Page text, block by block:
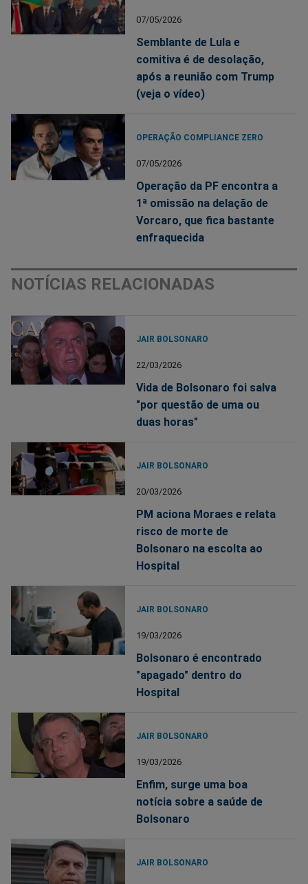
07/05/2026
Semblante de Lula e
comitiva é de desolação,
após a reunião com Trump
(veja o vídeo)
OPERAÇÃO COMPLIANCE ZERO
07/05/2026
Operação da PF encontra a
1ª omissão na delação de
Vorcaro, que fica bastante
enfraquecida
NOTÍCIAS RELACIONADAS
JAIR BOLSONARO
22/03/2026
Vida de Bolsonaro foi salva
"por questão de uma ou
duas horas"
JAIR BOLSONARO
20/03/2026
PM aciona Moraes e relata
risco de morte de
Bolsonaro na escolta ao
Hospital
JAIR BOLSONARO
19/03/2026
Bolsonaro é encontrado
"apagado" dentro do
Hospital
JAIR BOLSONARO
19/03/2026
Enfim, surge uma boa
notícia sobre a saúde de
Bolsonaro
JAIR BOLSONARO